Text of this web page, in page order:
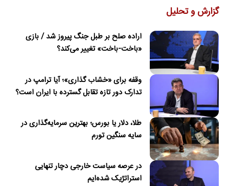
گزارش و تحلیل
اراده صلح بر طبل جنگ پیروز شد / بازی
«باخت-باخت» تغییر می‌کند؟
وقفه برای «خشاب گذاری»؛ آیا ترامپ در
تدارک دور تازه تقابل گسترده با ایران است؟
طلا، دلار یا بورس؛ بهترین سرمایه‌گذاری در
سایه سنگین تورم
در عرصه سیاست خارجی دچار تنهایی
استراتژیک شده‌ایم